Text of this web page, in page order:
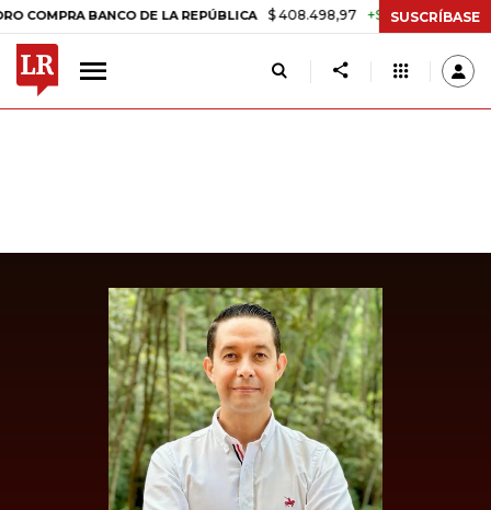
BANCO DE LA REPÚBLICA $ 408.498,97 +$ 8.753,81 +2,19%
SUSCRÍBASE